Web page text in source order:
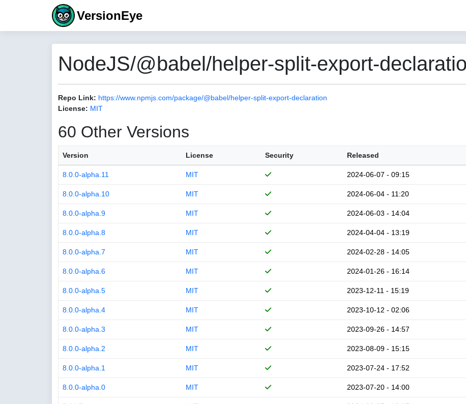
VersionEye
NodeJS/@babel/helper-split-export-
Repo Link: https://www.npmjs.com/package/@babel/helper-split-export-declaration
License: MIT
60 Other Versions
Version License Security Released
8.0.0-alpha.11 MIT 2024-06-07 - 09:15
8.0.0-alpha.10 MIT 2024-06-04 - 11:20
8.0.0-alpha.9 MIT 2024-06-03 - 14:04
8.0.0-alpha.8 MIT 2024-04-04 - 13:19
8.0.0-alpha.7 MIT 2024-02-28 - 14:05
8.0.0-alpha.6 MIT 2024-01-26 - 16:14
8.0.0-alpha.5 MIT 2023-12-11 - 15:19
8.0.0-alpha.4 MIT 2023-10-12 - 02:06
8.0.0-alpha.3 MIT 2023-09-26 - 14:57
8.0.0-alpha.2 MIT 2023-08-09 - 15:15
8.0.0-alpha.1 MIT 2023-07-24 - 17:52
8.0.0-alpha.0 MIT 2023-07-20 - 14:00